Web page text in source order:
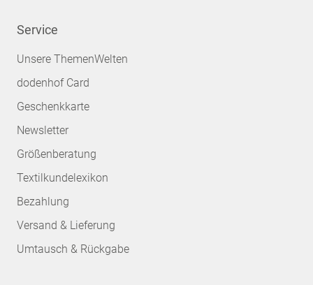
Service
Unsere ThemenWelten
dodenhof Card
Geschenkkarte
Newsletter
Größenberatung
Textilkundelexikon
Bezahlung
Versand & Lieferung
Umtausch & Rückgabe